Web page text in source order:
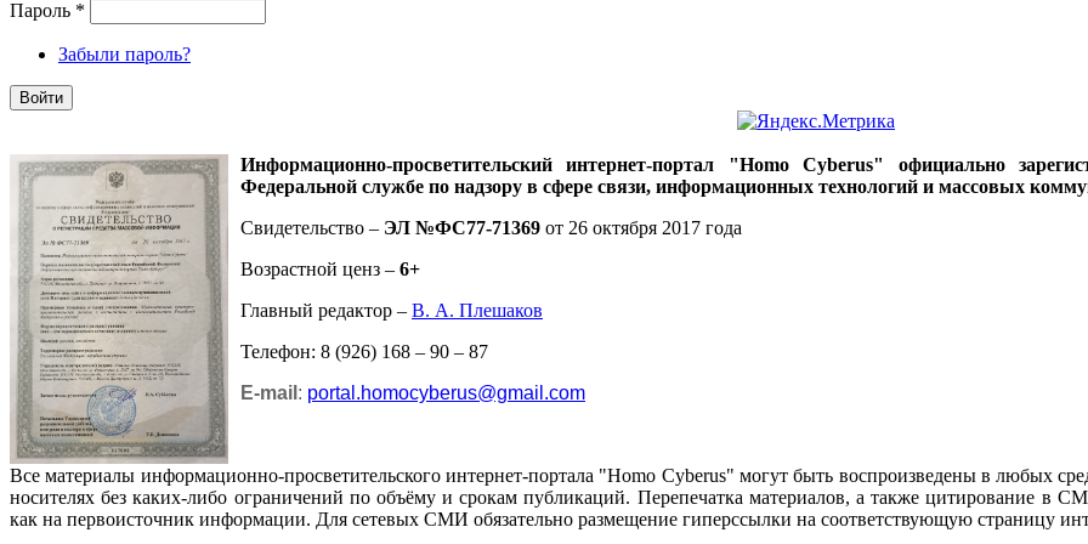
Пароль *
Забыли пароль?
Информационно-просветительский интернет-портал "Homo Cyberus" официально
Федеральной службе по надзору в сфере связи, информационных технологий и массовых
Свидетельство – ЭЛ №ФС77-71369 от 26 октября 2017 года
Возрастной ценз – 6+
Главный редактор – В. А. Плешаков
Телефон: 8 (926) 168 – 90 – 87
E-mail : portal.homocyberus@gmail.com
Все материалы информационно-просветительского интернет-портала "Homo Cyberus" могут быть воспроизведены в любых
носителях без каких-либо ограничений по объёму и срокам публикаций. Перепечатка материалов, а также цитирование в
как на первоисточник информации. Для сетевых СМИ обязательно размещение гиперссылки на соответствующую страницу